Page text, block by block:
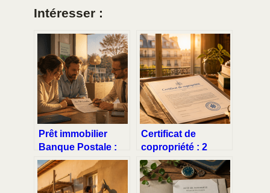
Intéresser :
Prêt immobilier
Banque Postale :
19 jours d’attente
pour des taux dès
2,65 %
Certificat de
copropriété : 2
documents clés et
4 points de
contrôle pour